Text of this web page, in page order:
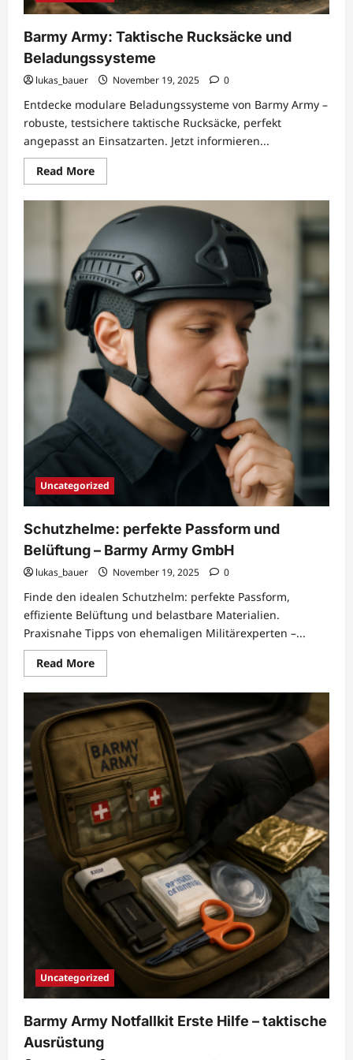
Barmy Army: Taktische Rucksäcke und
Beladungssysteme
lukas_bauer November 19, 2025 0
Entdecke modulare Beladungssysteme von Barmy Army –
robuste, testsichere taktische Rucksäcke, perfekt
angepasst an Einsatzarten. Jetzt informieren...
Read MoreRead
more
Barmy
Army:
Taktische
Rucksäcke
und
Beladungssysteme
Uncategorized
Schutzhelme: perfekte Passform und
Belüftung – Barmy Army GmbH
lukas_bauer November 19, 2025 0
Finde den idealen Schutzhelm: perfekte Passform,
effiziente Belüftung und belastbare Materialien.
Praxisnahe Tipps von ehemaligen Militärexperten –...
Read MoreRead
more
Schutzhelme:
perfekte
Passform
und
Belüftung
–
Barmy
Army
GmbH
Uncategorized
Barmy Army Notfallkit Erste Hilfe – taktische
Ausrüstung